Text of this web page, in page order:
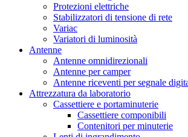
Protezioni elettriche
Stabilizzatori di tensione di rete
Variac
Variatori di luminosità
Antenne
Antenne omnidirezionali
Antenne per camper
Antenne riceventi per segnale
Attrezzatura da laboratorio
Cassettiere e portaminuterie
Cassettiere componibili
Contenitori per minuterie